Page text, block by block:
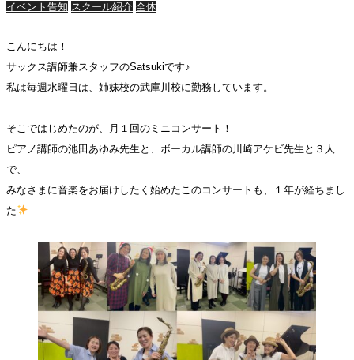
イベント告知 スクール紹介 全体
こんにちは！
サックス講師兼スタッフのSatsukiです♪
私は毎週水曜日は、姉妹校の武庫川校に勤務しています。
そこではじめたのが、月１回のミニコンサート！
ピアノ講師の池田あゆみ先生と、ボーカル講師の川崎アケビ先生と３人
で、
みなさまに音楽をお届けしたく始めたこのコンサートも、１年が経ちまし
た